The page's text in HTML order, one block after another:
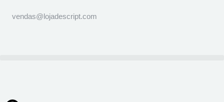
vendas@lojadescript.com